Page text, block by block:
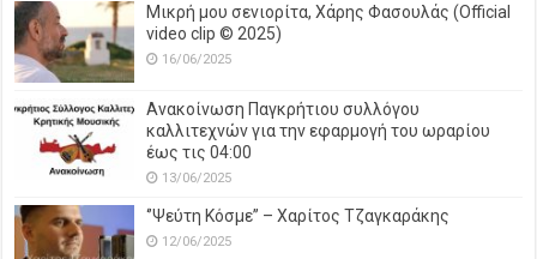
Μικρή μου σενιορίτα, Χάρης Φασουλάς (Official
video clip © 2025)
16/06/2025
Ανακοίνωση Παγκρήτιου συλλόγου
καλλιτεχνών για την εφαρμογή του ωραρίου
έως τις 04:00
13/06/2025
‘’Ψεύτη Κόσμε’’ – Χαρίτος Τζαγκαράκης
12/06/2025